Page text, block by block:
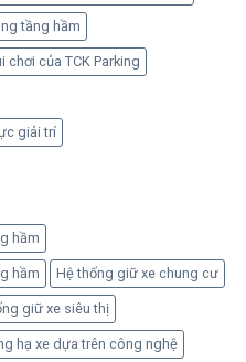
tầng hầm
chơi của TCK Parking
giải trí
hầm
hầm Hệ thống giữ xe chung cư
giữ xe siêu thị
hạ xe dựa trên công nghệ